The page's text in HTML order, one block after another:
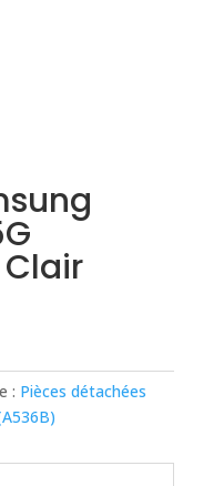
: Pièces détachées